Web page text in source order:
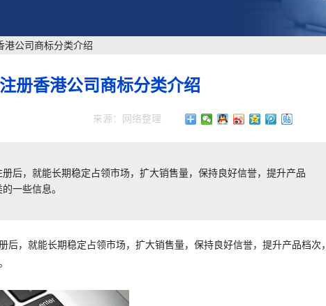
港公司商标分类介绍
册香港公司商标分类介绍
来源：网络整理
后，就能长期稳定占领市场，扩大销售量，保持良好信誉，提升产品
一些信息。
后，就能长期稳定占领市场，扩大销售量，保持良好信誉，提升产品档次，